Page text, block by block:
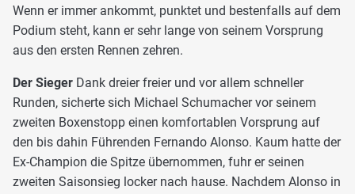
Wenn er immer ankommt, punktet und bestenfalls auf dem
Podium steht, kann er sehr lange von seinem Vorsprung
aus den ersten Rennen zehren.
Der Sieger Dank dreier freier und vor allem schneller
Runden, sicherte sich Michael Schumacher vor seinem
zweiten Boxenstopp einen komfortablen Vorsprung auf
den bis dahin Führenden Fernando Alonso. Kaum hatte der
Ex-Champion die Spitze übernommen, fuhr er seinen
zweiten Saisonsieg locker nach hause. Nachdem Alonso in